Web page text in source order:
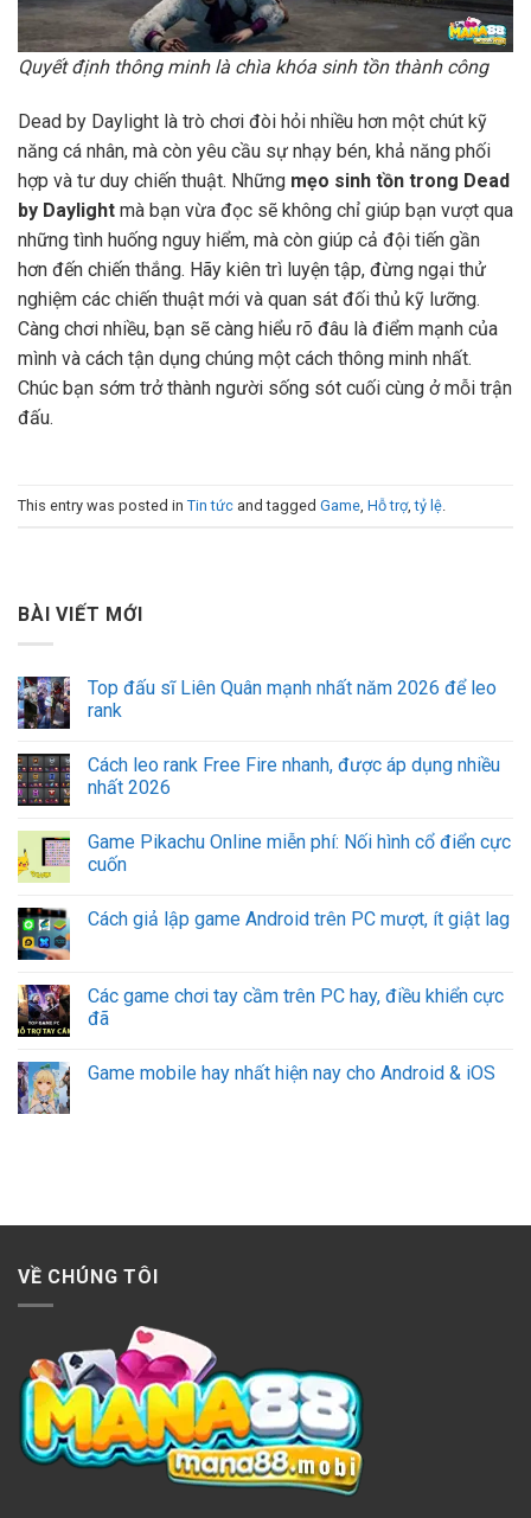
Quyết định thông minh là chìa khóa sinh tồn thành công
Dead by Daylight là trò chơi đòi hỏi nhiều hơn một chút kỹ
năng cá nhân, mà còn yêu cầu sự nhạy bén, khả năng phối
hợp và tư duy chiến thuật. Những mẹo sinh tồn trong Dead
by Daylight mà bạn vừa đọc sẽ không chỉ giúp bạn vượt qua
những tình huống nguy hiểm, mà còn giúp cả đội tiến gần
hơn đến chiến thắng. Hãy kiên trì luyện tập, đừng ngại thử
nghiệm các chiến thuật mới và quan sát đối thủ kỹ lưỡng.
Càng chơi nhiều, bạn sẽ càng hiểu rõ đâu là điểm mạnh của
mình và cách tận dụng chúng một cách thông minh nhất.
Chúc bạn sớm trở thành người sống sót cuối cùng ở mỗi trận
đấu.
This entry was posted in Tin tức and tagged Game Hỗ trợ,tỷ lệ
BÀI VIẾT MỚI
Top đấu sĩ Liên Quân mạnh nhất năm 2026 để leo
rank
Cách leo rank Free Fire nhanh, được áp dụng nhiều
nhất 2026
Game Pikachu Online miễn phí: Nối hình cổ điển cực
cuốn
Cách giả lập game Android trên PC mượt, ít giật lag
Các game chơi tay cầm trên PC hay, điều khiển cực
đã
Game mobile hay nhất hiện nay cho Android & iOS
VỀ CHÚNG TÔI